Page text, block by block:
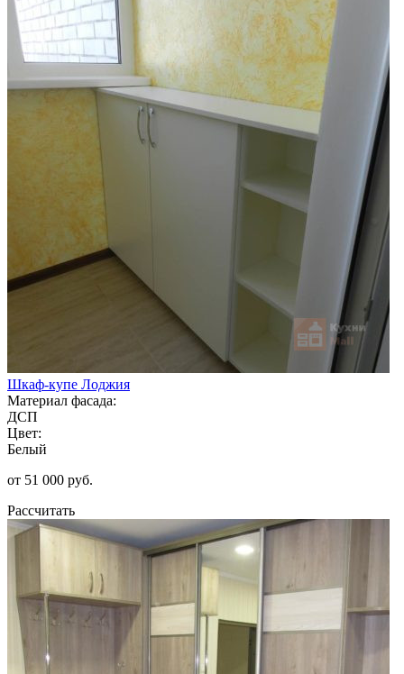
Шкаф-купе Лоджия
Материал фасада:
ДСП
Цвет:
Белый
от 51 000 руб.
Рассчитать